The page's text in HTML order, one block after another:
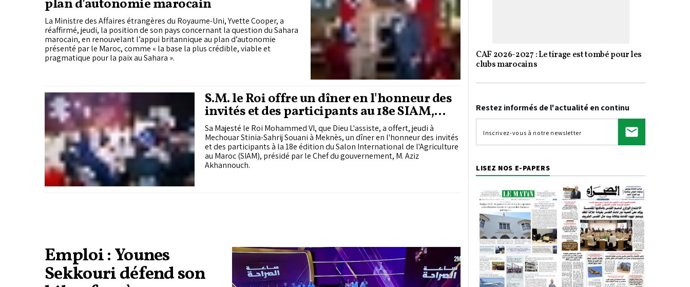
plan d’autonomie marocain
La Ministre des Affaires étrangères du Royaume-Uni, Yvette Cooper, a
réaffirmé, jeudi, la position de son pays concernant la question du Sahara
marocain, en renouvelant l’appui britannique au plan d’autonomie
présenté par le Maroc, comme « la base la plus crédible, viable et
pragmatique pour la paix au Sahara ».
S.M. le Roi offre un dîner en l'honneur des
invités et des participants au 18e SIAM,
présidé par le Chef du gouvernement
Sa Majesté le Roi Mohammed VI, que Dieu L'assiste, a offert, jeudi à
Mechouar Stinia-Sahrij Souani à Meknès, un dîner en l'honneur des invités
et des participants à la 18e édition du Salon International de l'Agriculture
au Maroc (SIAM), présidé par le Chef du gouvernement, M. Aziz
Akhannouch.
Emploi : Younes
Sekkouri défend son
CAF 2026-2027 : Le tirage est tombé pour les
clubs marocains
Restez informés de l'actualité en continu
LISEZ NOS E-PAPERS